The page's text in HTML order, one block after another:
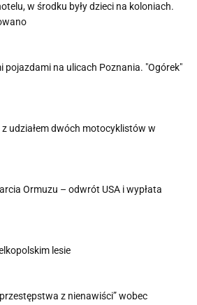
w środku były dzieci na koloniach.
pojazdami na ulicach Poznania. "Ogórek"
udziałem dwóch motocyklistów w
Ormuzu – odwrót USA i wypłata
lesie
z nienawiści” wobec